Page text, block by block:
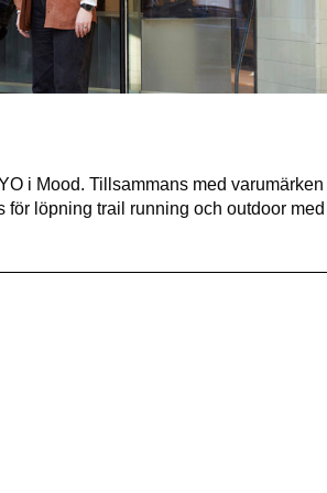
i Mood. Tillsammans med varumärken
för löpning trail running och outdoor med